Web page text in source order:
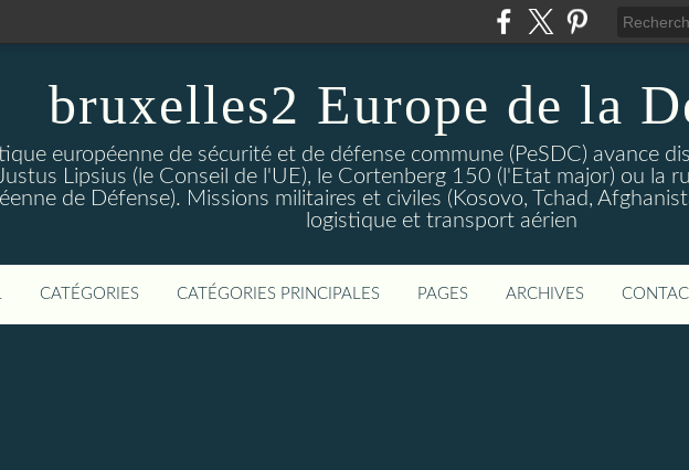
bruxelles2 Europe de la
européenne de sécurité et de défense commune (PeSDC) avance
Lipsius (le Conseil de l'UE), le Cortenberg 150 (l'Etat major) ou la
de Défense). Missions militaires et civiles (Kosovo, Tchad,
logistique et transport aérien
CATÉGORIES CATÉGORIES PRINCIPALES PAGES ARCHIVES